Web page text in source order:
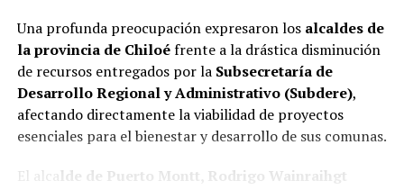
Una profunda preocupación expresaron los alcaldes de
la provincia de Chiloéfrente a la drástica disminución
de recursos entregados por la Subsecretaría de
Desarrollo Regional y Administrativo (Subdere),
afectando directamente la viabilidad de proyectos
esenciales para el bienestar y desarrollo de sus comunas.
El alca lde de Puerto Montt, Rodrigo Wainraihgt